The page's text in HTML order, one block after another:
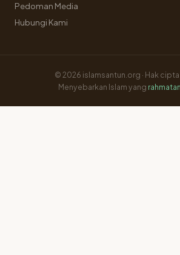
Pedoman Media
Hubungi Kami
© 2026 islamsantun.org · Hak
Menyebarkan Islam yang